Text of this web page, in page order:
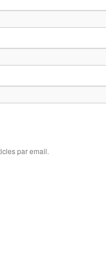
par email.